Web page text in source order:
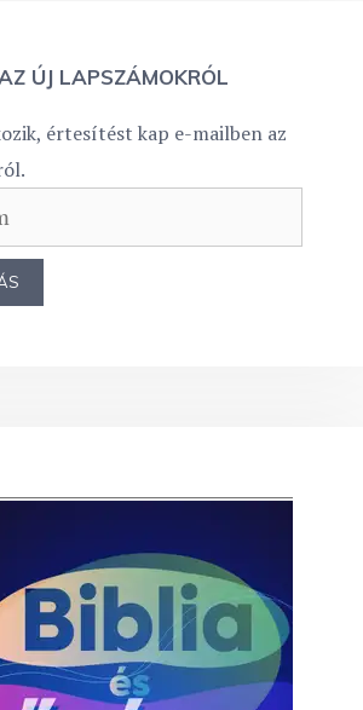
ÚJ LAPSZÁMOKRÓL
értesítést kap e-mailben az